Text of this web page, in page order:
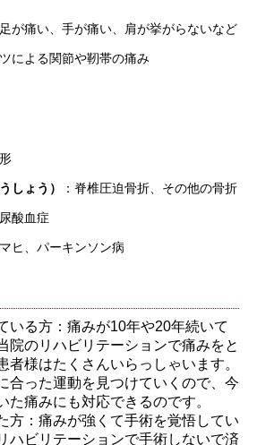
が痛い、手が痛い、肩が挙がらないなど
による関節や靭帯の痛み
しょう） ：脊椎圧迫骨折、その他の骨折
酸血症
ヒ、パーキンソン病
いる方：痛みが10年や20年続いて
院のリハビリテーションで痛みをと
者様はたくさんいらっしゃいます。
合った運動を見つけていくので、今
た痛みにも対応できるのです。
方：痛みが強くて手術を覚悟してい
ハビリテーションで手術しないで済